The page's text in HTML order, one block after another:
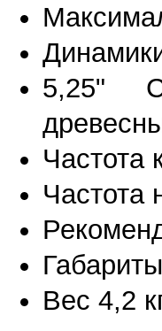
5,25"
Частота
Частота
Вес 4,2